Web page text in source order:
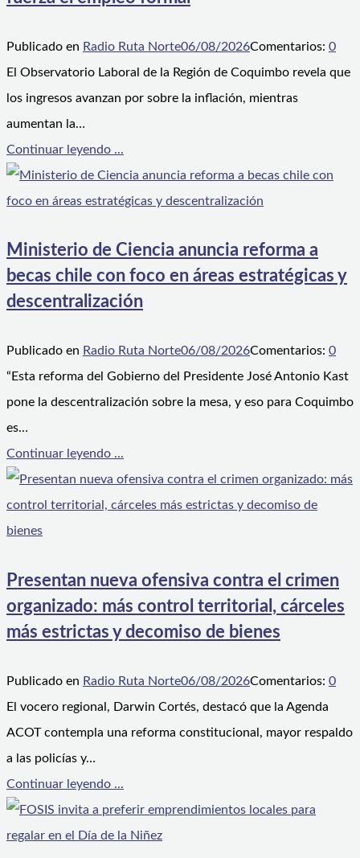
Publicado en Radio Ruta Norte06/08/2026Comentarios: 0
El Observatorio Laboral de la Región de Coquimbo revela que
los ingresos avanzan por sobre la inflación, mientras
aumentan la…
Continuar leyendo ...
Ministerio de Ciencia anuncia reforma a
becas chile con foco en áreas estratégicas y
descentralización
Publicado en Radio Ruta Norte06/08/2026Comentarios: 0
“Esta reforma del Gobierno del Presidente José Antonio Kast
pone la descentralización sobre la mesa, y eso para Coquimbo
es…
Continuar leyendo ...
Presentan nueva ofensiva contra el crimen
organizado: más control territorial, cárceles
más estrictas y decomiso de bienes
Publicado en Radio Ruta Norte06/08/2026Comentarios: 0
El vocero regional, Darwin Cortés, destacó que la Agenda
ACOT contempla una reforma constitucional, mayor respaldo
a las policías y…
Continuar leyendo ...